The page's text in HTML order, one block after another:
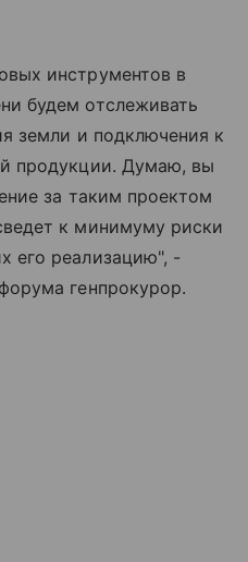
инструментов в
будем отслеживать
земли и подключения к
продукции. Думаю, вы
за таким проектом
к минимуму риски
его реализацию", -
генпрокурор.